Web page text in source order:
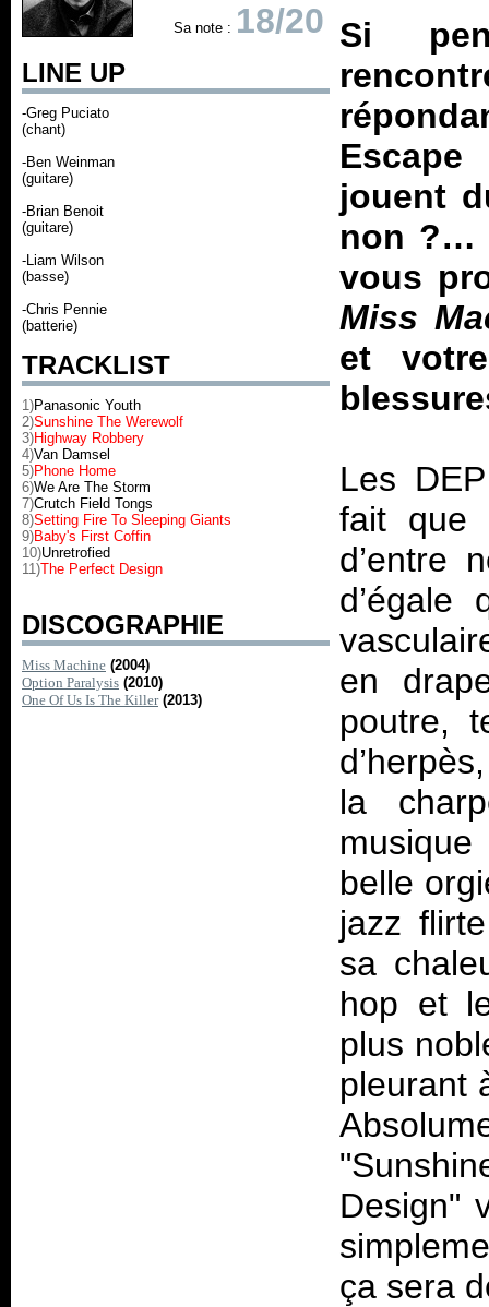
Sa note : 18/20
LINE UP
-Greg Puciato
(chant)
-Ben Weinman
(guitare)
-Brian Benoit
(guitare)
-Liam Wilson
(basse)
-Chris Pennie
(batterie)
TRACKLIST
1)Panasonic Youth
2)Sunshine The Werewolf
3)Highway Robbery
4)Van Damsel
5)Phone Home
6)We Are The Storm
7)Crutch Field Tongs
8)Setting Fire To Sleeping Giants
9)Baby's First Coffin
10)Unretrofied
11)The Perfect Design
DISCOGRAPHIE
Miss Machine (2004)
Option Paralysis (2010)
One Of Us Is The Killer (2013)
Si
jouent
non ?…
vous
Miss
et
Les
fait que
d’entre
d’égale
en
poutre,
la
belle
jazz
sa
hop et
plus
pleurant
Design"
ça sera